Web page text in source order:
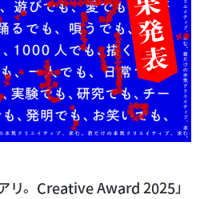
リ。Creative Award 2025」